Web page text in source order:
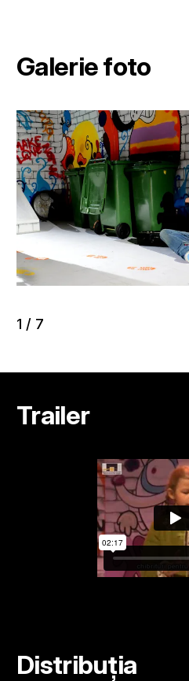
Galerie foto
1 / 7
Trailer
Distribuția